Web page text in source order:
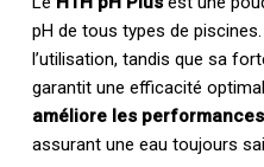
pH de tous types de
l’utilisation, tandis que sa
garantit une efficacité
améliore les performances
assurant une eau toujours